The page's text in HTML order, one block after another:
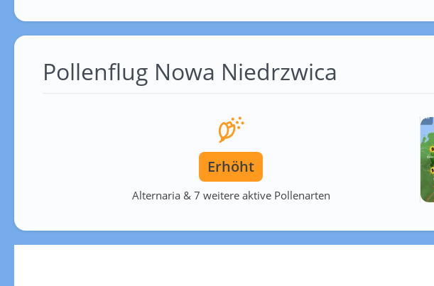
Pollenflug Nowa Niedrzwica
Erhöht
Alternaria & 7 weitere aktive Pollenarten